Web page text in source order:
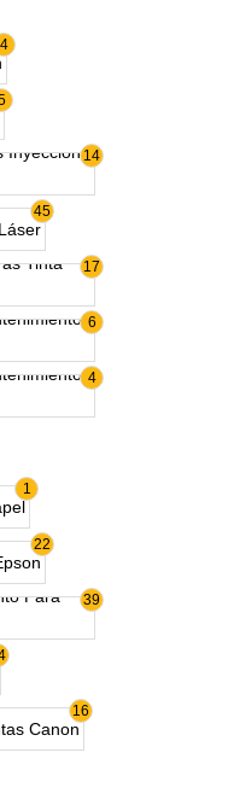
4
14
Inyección
45
17
Tinta
6
4
1
22
39
Para
16
Canon